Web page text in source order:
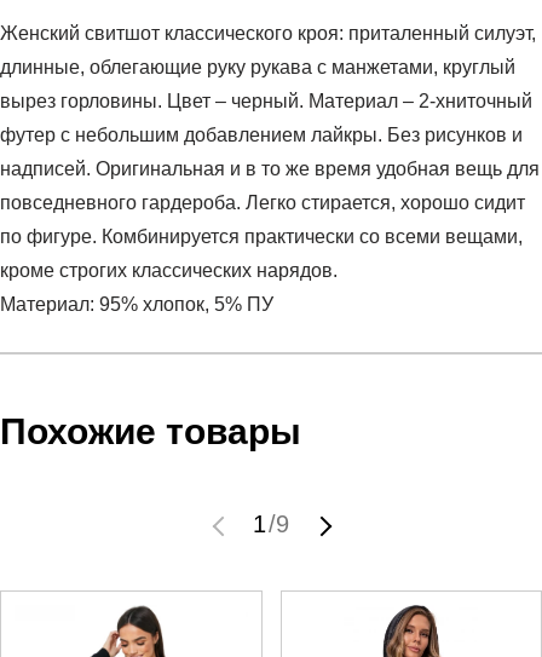
Женский свитшот классического кроя: приталенный силуэт,
длинные, облегающие руку рукава с манжетами, круглый
вырез горловины. Цвет – черный. Материал – 2-хниточный
футер с небольшим добавлением лайкры. Без рисунков и
надписей. Оригинальная и в то же время удобная вещь для
повседневного гардероба. Легко стирается, хорошо сидит
по фигуре. Комбинируется практически со всеми вещами,
кроме строгих классических нарядов.
Материал: 95% хлопок, 5% ПУ
Пол:женский
95% хлопок, 5% ПУ
Срок отгрузки:7 рабочих дней
Заказ берется в работу только после оплаты счета.
Счет заранее согласовывается с клиентом.
выставления счета менеджером.
который высылает менеджер.
Похожие товары
1/9